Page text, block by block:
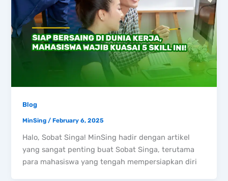
Blog
MinSing/February 6, 2025
Halo, Sobat Singa! MinSing hadir dengan artikel
yang sangat penting buat Sobat Singa, terutama
para mahasiswa yang tengah mempersiapkan diri